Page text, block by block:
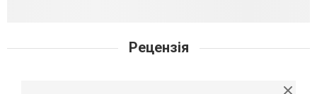
Рецензія